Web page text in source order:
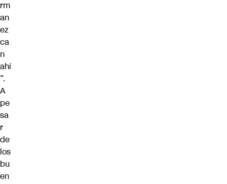
rm
an
ez
ca
n
ahí
”.
A
pe
sa
r
de
los
bu
en